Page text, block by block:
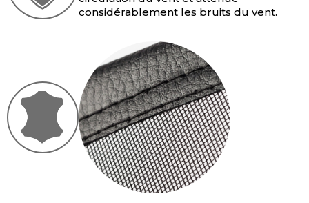
Z3 Roadster (1995-2003)
Z4 Roadster E85 (2002-2008)
Z4 Roadster E89 (2009-2018)
Camaro 5 (2011-2016)
Camaro 6 (2016-2024)
Crossfire (2004-2008)
considérablement les bruits du vent.